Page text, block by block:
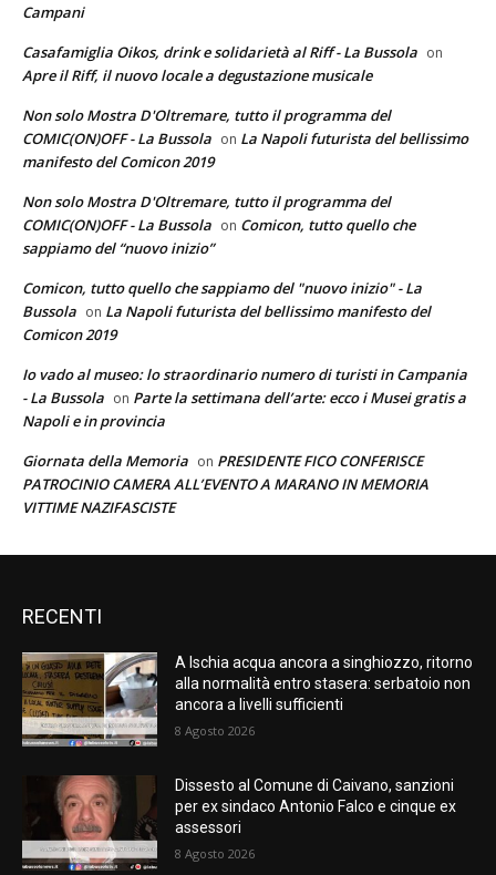
Campani
Casafamiglia Oikos, drink e solidarietà al Riff - La Bussola on
Apre il Riff, il nuovo locale a degustazione musicale
Non solo Mostra D'Oltremare, tutto il programma del
COMIC(ON)OFF - La Bussola on La Napoli futurista del bellissimo
manifesto del Comicon 2019
Non solo Mostra D'Oltremare, tutto il programma del
COMIC(ON)OFF - La Bussola on Comicon, tutto quello che
sappiamo del “nuovo inizio”
Comicon, tutto quello che sappiamo del "nuovo inizio" - La
Bussola on La Napoli futurista del bellissimo manifesto del
Comicon 2019
Io vado al museo: lo straordinario numero di turisti in Campania
- La Bussola on Parte la settimana dell’arte: ecco i Musei gratis a
Napoli e in provincia
Giornata della Memoria on PRESIDENTE FICO CONFERISCE
PATROCINIO CAMERA ALL’EVENTO A MARANO IN MEMORIA
VITTIME NAZIFASCISTE
RECENTI
A Ischia acqua ancora a singhiozzo, ritorno
alla normalità entro stasera: serbatoio non
ancora a livelli sufficienti
8 Agosto 2026
Dissesto al Comune di Caivano, sanzioni
per ex sindaco Antonio Falco e cinque ex
assessori
8 Agosto 2026